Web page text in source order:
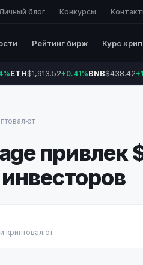
блог Конкурсы
Рейтинг бирж Курс
ETH$1,913.52+0.41%BNB$438.42
привлек
криптовалют